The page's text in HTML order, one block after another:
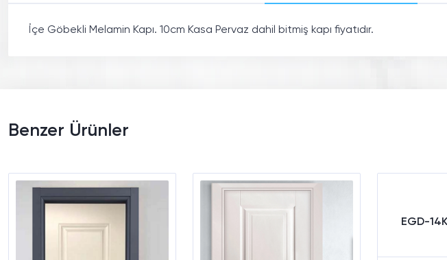
İçe Göbekli Melamin Kapı. 10cm Kasa Pervaz dahil bitmiş kapı fiyatıdır.
Benzer Ürünler
EGD-